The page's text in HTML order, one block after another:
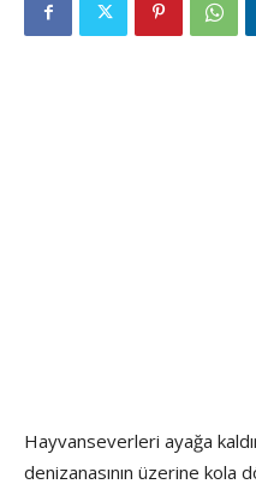
Hayvanseverleri ayağa
denizanasının üzerine kola